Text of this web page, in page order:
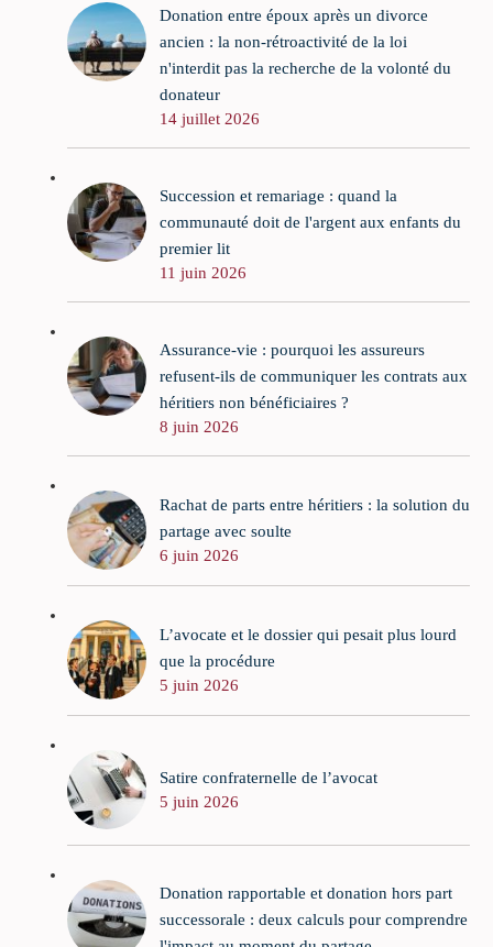
Donation entre époux après un divorce
ancien : la non-rétroactivité de la loi
n'interdit pas la recherche de la volonté du
donateur
14 juillet 2026
Succession et remariage : quand la
communauté doit de l'argent aux enfants du
premier lit
11 juin 2026
Assurance-vie : pourquoi les assureurs
refusent-ils de communiquer les contrats aux
héritiers non bénéficiaires ?
8 juin 2026
Rachat de parts entre héritiers : la solution du
partage avec soulte
6 juin 2026
L’avocate et le dossier qui pesait plus lourd
que la procédure
5 juin 2026
Satire confraternelle de l’avocat
5 juin 2026
Donation rapportable et donation hors part
successorale : deux calculs pour comprendre